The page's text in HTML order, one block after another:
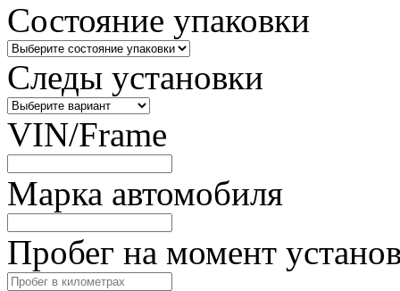
Состояние упаковки
Следы установки
VIN/Frame
Марка автомобиля
Пробег на момент